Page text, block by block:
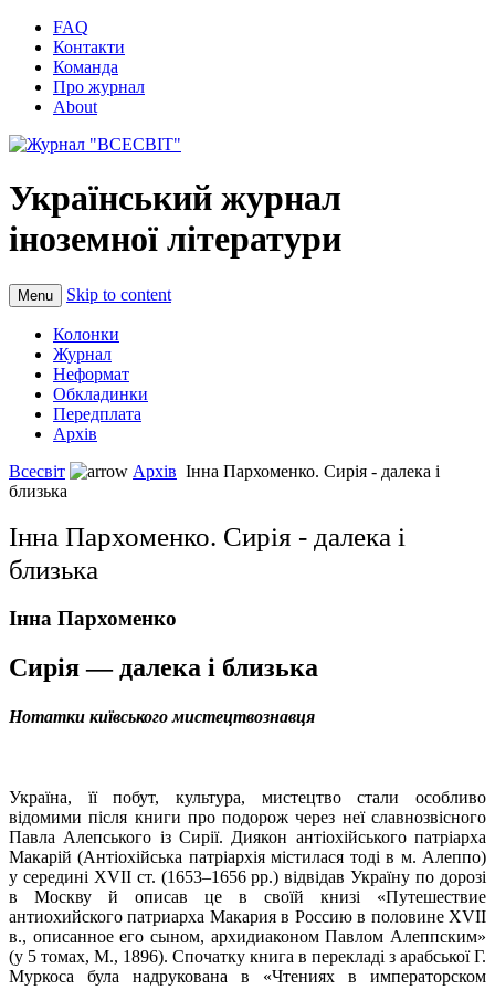
FAQ
Контакти
Команда
Про журнал
About
Український журнал
іноземної літератури
Menu Skip to content
Колонки
Журнал
Неформат
Обкладинки
Передплата
Архів
Всесвіт
Архів Інна Пархоменко. Сирія - далека і
близька
Інна Пархоменко. Сирія - далека і
близька
Інна Пархоменко
Сирія — далека і близька
Нотатки київського мистецтвознавця
Україна, її побут, культура, мистецтво стали особливо
відомими після книги про подорож через неї славнозвісного
Павла Алепського із Сирії. Диякон антіохійського патріарха
Макарій (Антіохійська патріархія містилася тоді в м. Алеппо)
у середині ХVІІ ст. (1653–1656 рр.) відвідав Україну по дорозі
в Москву й описав це в своїй книзі «Путешествие
антиохийского патриарха Макария в Россию в половине ХVІІ
в., описанное его сыном, архидиаконом Павлом Алеппским»
(у 5 томах, М., 1896). Спочатку книга в перекладі з арабської Г.
Муркоса була надрукована в «Чтениях в императорском